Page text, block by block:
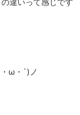
ω・`)ノ